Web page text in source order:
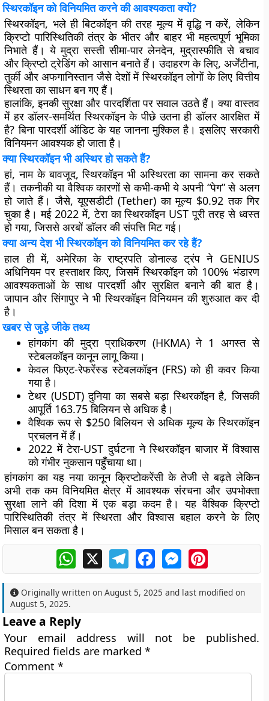
स्थिरकॉइन को विनियमित करने की आवश्यकता क्यों?
स्थिरकॉइन, भले ही बिटकॉइन की तरह मूल्य में वृद्धि न करें, लेकिन
क्रिप्टो पारिस्थितिकी तंत्र के भीतर और बाहर भी महत्वपूर्ण भूमिका
निभाते हैं। ये मुद्रा सस्ती सीमा-पार लेनदेन, मुद्रास्फीति से बचाव
और क्रिप्टो ट्रेडिंग को आसान बनाते हैं। उदाहरण के लिए, अर्जेंटीना,
तुर्की और अफगानिस्तान जैसे देशों में स्थिरकॉइन लोगों के लिए वित्तीय
स्थिरता का साधन बन गए हैं।
हालांकि, इनकी सुरक्षा और पारदर्शिता पर सवाल उठते हैं। क्या वास्तव
में हर डॉलर-समर्थित स्थिरकॉइन के पीछे उतना ही डॉलर आरक्षित में
है? बिना पारदर्शी ऑडिट के यह जानना मुश्किल है। इसलिए सरकारी
विनियमन आवश्यक हो जाता है।
क्या स्थिरकॉइन भी अस्थिर हो सकते हैं?
हां, नाम के बावजूद, स्थिरकॉइन भी अस्थिरता का सामना कर सकते
हैं। तकनीकी या वैश्विक कारणों से कभी-कभी ये अपनी “पेग” से अलग
हो जाते हैं। जैसे, यूएसडीटी (Tether) का मूल्य $0.92 तक गिर
चुका है। मई 2022 में, टेरा का स्थिरकॉइन UST पूरी तरह से ध्वस्त
हो गया, जिससे अरबों डॉलर की संपत्ति मिट गई।
क्या अन्य देश भी स्थिरकॉइन को विनियमित कर रहे हैं?
हाल ही में, अमेरिका के राष्ट्रपति डोनाल्ड ट्रंप ने GENIUS
अधिनियम पर हस्ताक्षर किए, जिसमें स्थिरकॉइन को 100% भंडारण
आवश्यकताओं के साथ पारदर्शी और सुरक्षित बनाने की बात है।
जापान और सिंगापुर ने भी स्थिरकॉइन विनियमन की शुरुआत कर दी
है।
खबर से जुड़े जीके तथ्य
हांगकांग की मुद्रा प्राधिकरण (HKMA) ने 1 अगस्त से
स्टेबलकॉइन कानून लागू किया।
केवल फिएट-रेफरेंस्ड स्टेबलकॉइन (FRS) को ही कवर किया
गया है।
टेथर (USDT) दुनिया का सबसे बड़ा स्थिरकॉइन है, जिसकी
आपूर्ति 163.75 बिलियन से अधिक है।
वैश्विक रूप से $250 बिलियन से अधिक मूल्य के स्थिरकॉइन
प्रचलन में हैं।
2022 में टेरा-UST दुर्घटना ने स्थिरकॉइन बाजार में विश्वास
को गंभीर नुकसान पहुँचाया था।
हांगकांग का यह नया कानून क्रिप्टोकरेंसी के तेजी से बढ़ते लेकिन
अभी तक कम विनियमित क्षेत्र में आवश्यक संरचना और उपभोक्ता
सुरक्षा लाने की दिशा में एक बड़ा कदम है। यह वैश्विक क्रिप्टो
पारिस्थितिकी तंत्र में स्थिरता और विश्वास बहाल करने के लिए
मिसाल बन सकता है।
WhatsApp
X TelegramFacebookMessengerPinterest
Originally written onAugust 5, 2025 and last modified on
August 5, 2025.
Leave a Reply
Your email address will not be published.
Required fields are marked*
Comment*